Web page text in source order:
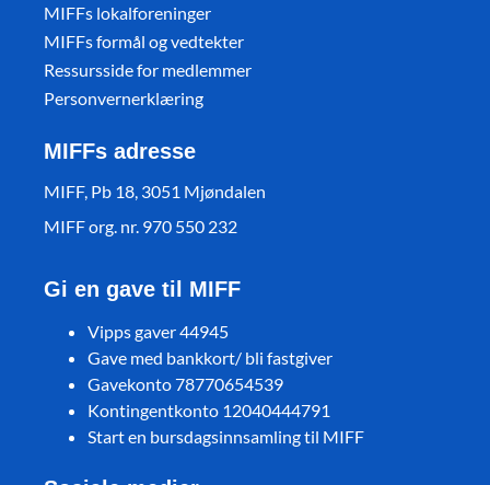
MIFFs lokalforeninger
MIFFs formål og vedtekter
Ressursside for medlemmer
Personvernerklæring
MIFFs adresse
MIFF, Pb 18, 3051 Mjøndalen
MIFF org. nr. 970 550 232
Gi en gave til MIFF
Vipps gaver 44945
Gave med bankkort/ bli fastgiver
Gavekonto 78770654539
Kontingentkonto 12040444791
Start en bursdagsinnsamling til MIFF